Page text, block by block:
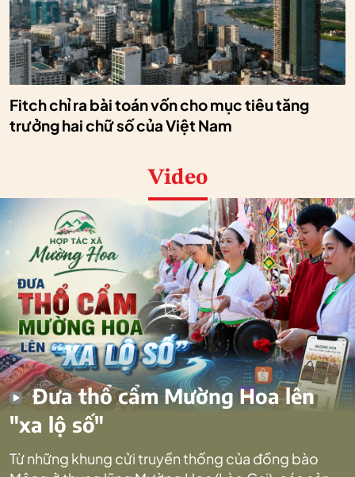
Fitch chỉ ra bài toán vốn cho mục tiêu tăng
trưởng hai chữ số của Việt Nam
Video
Đưa thổ cẩm Mường Hoa lên
"xa lộ số"
Từ những khung cửi truyền thống của đồng bào